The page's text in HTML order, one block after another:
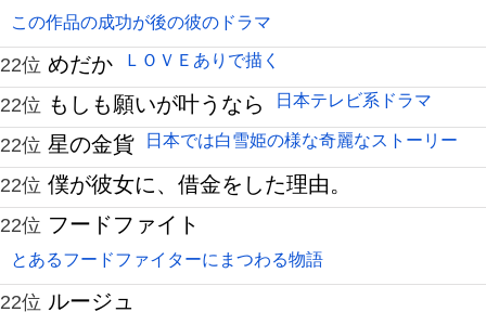
この作品の成功が後の彼のドラマ
22位 めだか ＬＯＶＥありで描く
22位 もしも願いが叶うなら 日本テレビ系ドラマ
22位 星の金貨 日本では白雪姫の様な奇麗なストーリー
22位 僕が彼女に、借金をした理由。
22位 フードファイト
とあるフードファイターにまつわる物語
22位 ルージュ